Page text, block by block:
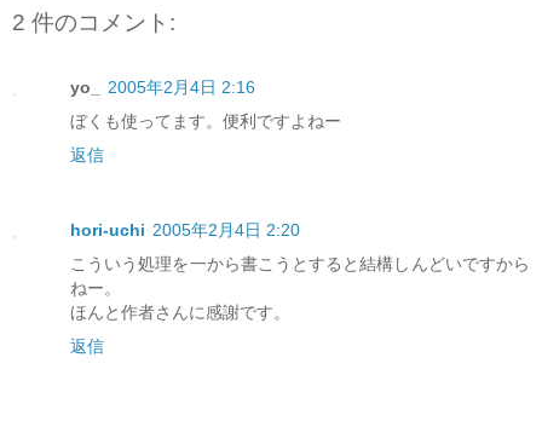
2 件のコメント:
yo_
2005年2月4日 2:16
ぼくも使ってます。便利ですよねー
返信
hori-uchi 2005年2月4日 2:20
こういう処理を一から書こうとすると結構しんどいですから
ねー。
ほんと作者さんに感謝です。
返信